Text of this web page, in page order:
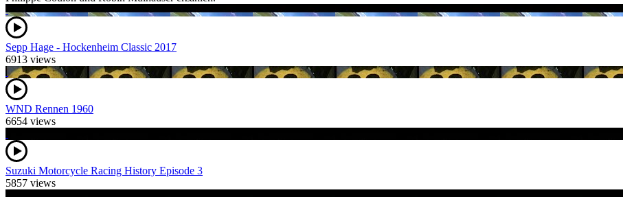
Sepp Hage - Hockenheim Classic 2017
6913 views
WND Rennen 1960
6654 views
Suzuki Motorcycle Racing History Episode 3
5857 views